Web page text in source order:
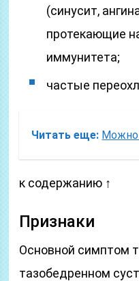
(синусит,
протекающие
иммунитета;
частые
Читать еще: Можно
к содержанию ↑
Признаки
Основной симптом
тазобедренном